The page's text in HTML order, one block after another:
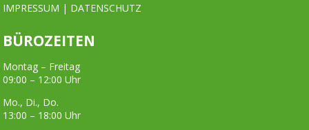
IMPRESSUM | DATENSCHUTZ
BÜROZEITEN
Montag – Freitag
09:00 – 12:00 Uhr
Mo., Di., Do.
13:00 – 18:00 Uhr